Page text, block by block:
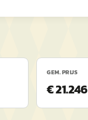
GEM. PRIJS
€ 21.246